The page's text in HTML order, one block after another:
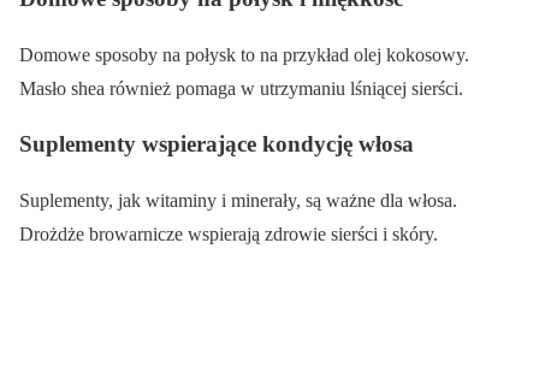
Domowe sposoby na połysk to na przykład olej kokosowy.
Masło shea również pomaga w utrzymaniu lśniącej sierści.
Suplementy wspierające kondycję włosa
Suplementy, jak witaminy i minerały, są ważne dla włosa.
Drożdże browarnicze wspierają zdrowie sierści i skóry.